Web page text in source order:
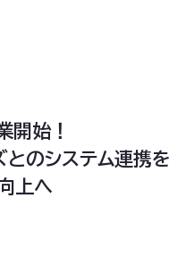
開始！
とのシステム連携を
上へ